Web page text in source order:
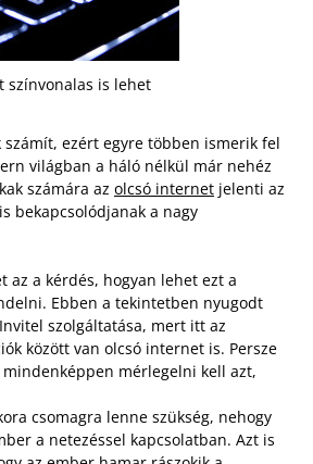
színvonalas is lehet
ezért egyre többen ismerik fel
világban a háló nélkül már nehéz
számára az olcsó internet jelenti az
bekapcsolódjanak a nagy
az a kérdés, hogyan lehet ezt a
Ebben a tekintetben nyugodt
szolgáltatása, mert itt az
között van olcsó internet is. Persze
mérlegelni kell azt,
csomagra lenne szükség, nehogy
a netezéssel kapcsolatban. Azt is